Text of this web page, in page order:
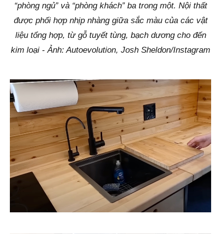
“phòng ngủ” và “phòng khách” ba trong một. Nội thất
được phối hợp nhịp nhàng giữa sắc màu của các vật
liệu tổng hợp, từ gỗ tuyết tùng, bạch dương cho đến
kim loại - Ảnh: Autoevolution, Josh Sheldon/Instagram